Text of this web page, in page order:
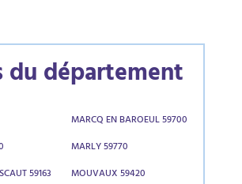
du département
59163
MARCQ EN BAROEUL 59700
MARLY 59770
MOUVAUX 59420